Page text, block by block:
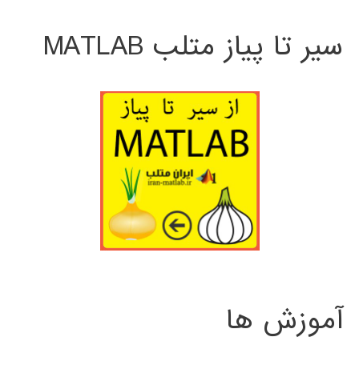
سیر تا پیاز متلب MATLAB
آموزش ها